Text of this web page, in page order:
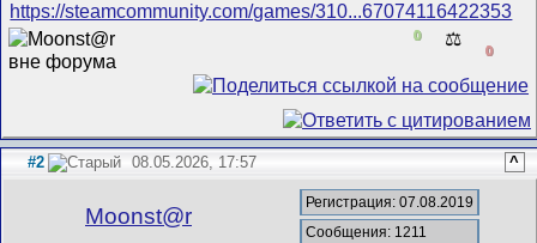
https://steamcommunity.com/games/310...67074116422353
0 ⚖️
0
#2 08.05.2026, 17:57 ^
Mооnst@r
Регистрация: 07.08.2019
Сообщения: 1211